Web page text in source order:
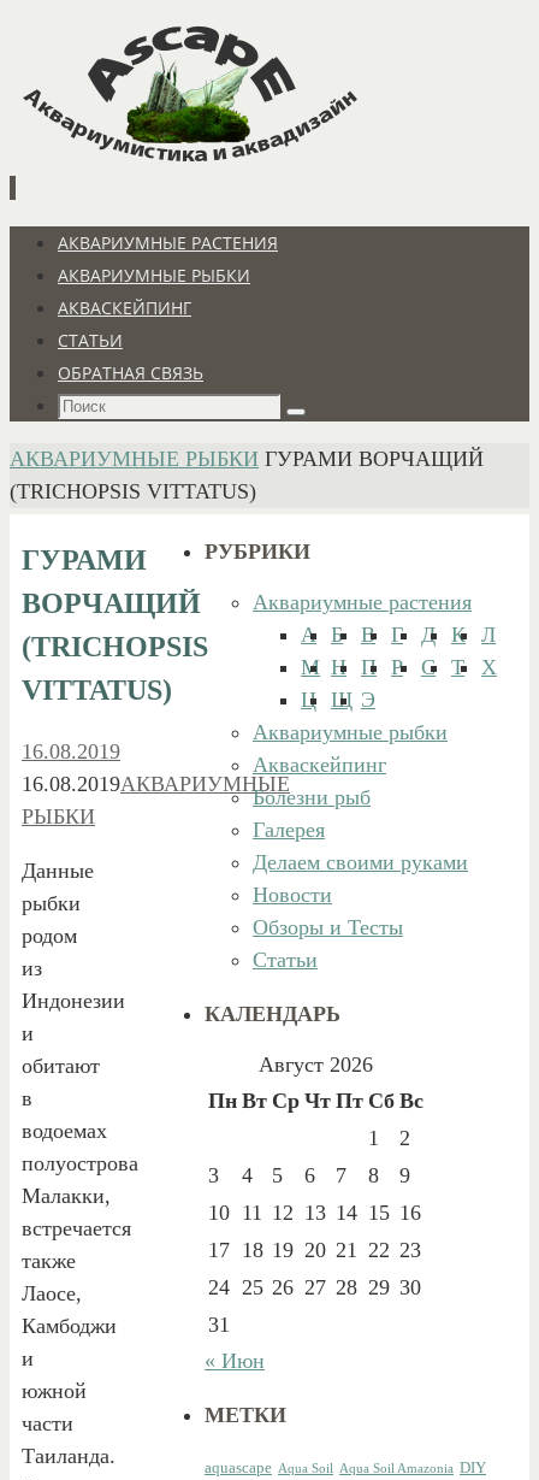
содержимому
Перейти
содержимому
АКВАРИУМНЫЕ РАСТЕНИЯ
АКВАРИУМНЫЕ РЫБКИ
АКВАСКЕЙПИНГ
СТАТЬИ
ОБРАТНАЯ СВЯЗЬ
Что
Поиск
ГЛАВНАЯ
АКВАРИУМНЫЕ РЫБКИ ГУРАМИ ВОРЧАЩИЙ
(TRICHOPSIS VITTATUS)
ГУРАМИ
ВОРЧАЩИЙ
(TRICHOPSIS
VITTATUS)
16.08.2019
16.08.2019АКВАРИУМНЫЕ
РЫБКИ
Данные
рыбки
родом
из
Индонезии
и
обитают
в
водоемах
полуострова
Малакки,
встречается
также
Лаосе,
Камбоджи
и
южной
части
Таиланда.
РУБРИКИ
Аквариумные растения
А Б В Г Д К
Л
М Н П Р С Т
Х
Ц Щ Э
Аквариумные рыбки
Акваскейпинг
Болезни рыб
Галерея
Делаем своими руками
Новости
Обзоры и Тесты
Статьи
КАЛЕНДАРЬ
Август 2026
Пн Вт Ср Чт Пт Сб Вс
1
2
3
4 5 6 7 8
9
10 11 12 13 14 15 16
17 18 19 20 21 22 23
24 25 26 27 28 29 30
31
« Июн
МЕТКИ
aquascape Aqua Soil Aqua Soil Amazonia DIY